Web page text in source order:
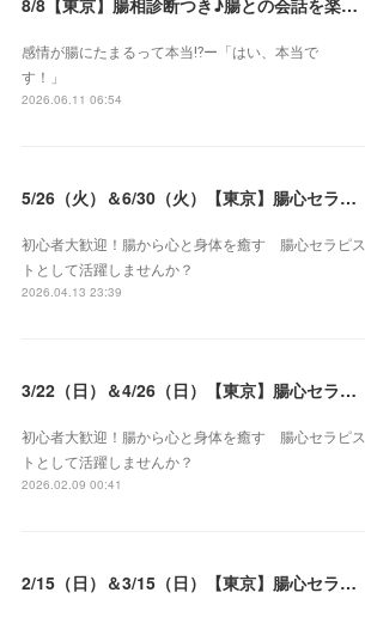
8/8【東京】腸相診断つき♪腸との会話を楽しむ♡腸心セラピー♪お試し体験会
感情が腸にたまるって本当⁉️ー「はい、本当で
す！」
2026.06.11 06:54
5/26（火）＆6/30（火）【東京】腸心セラピスト養成コース《２日間コース》開講決定
初心者大歓迎！腸から心と身体を癒す 腸心セラピス
トとして活躍しませんか？
2026.04.13 23:39
3/22（日）＆4/26（日）【東京】腸心セラピスト養成コース《２日間コース》開講決定
初心者大歓迎！腸から心と身体を癒す 腸心セラピス
トとして活躍しませんか？
2026.02.09 00:41
2/15（日）＆3/15（日）【東京】腸心セラピスト養成コース《２日間コース》開講決定